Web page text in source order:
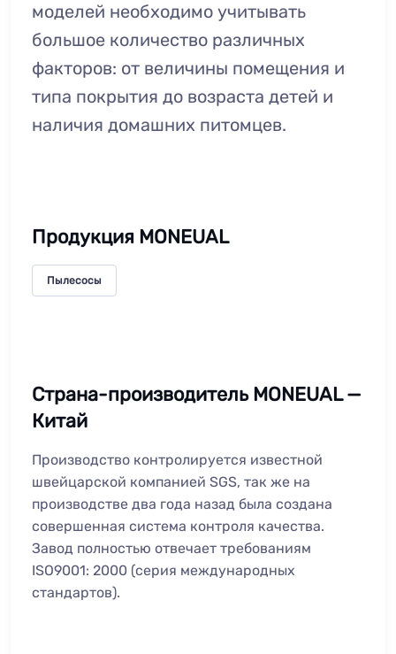
моделей необходимо учитывать
большое количество различных
факторов: от величины помещения и
типа покрытия до возраста детей и
наличия домашних питомцев.
Продукция MONEUAL
Пылесосы
Страна-производитель MONEUAL —
Китай
Производство контролируется известной
швейцарской компанией SGS, так же на
производстве два года назад была создана
совершенная система контроля качества.
Завод полностью отвечает требованиям
ISO9001: 2000 (серия международных
стандартов).